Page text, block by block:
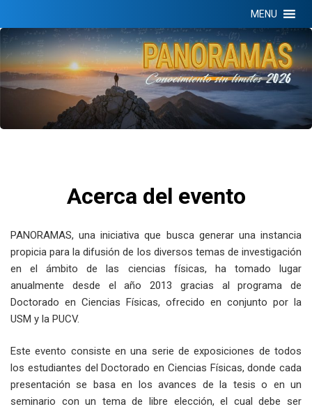
MENU
Acerca del evento
PANORAMAS, una iniciativa que busca generar una instancia
propicia para la difusión de los diversos temas de investigación
en el ámbito de las ciencias físicas, ha tomado lugar
anualmente desde el año 2013 gracias al programa de
Doctorado en Ciencias Físicas, ofrecido en conjunto por la
USM y la PUCV.
Este evento consiste en una serie de exposiciones de todos
los estudiantes del Doctorado en Ciencias Físicas, donde cada
presentación se basa en los avances de la tesis o en un
seminario con un tema de libre elección, el cual debe ser